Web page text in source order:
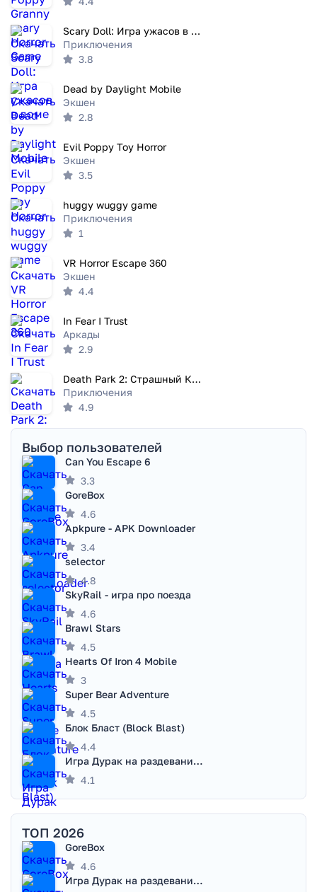
Scary Doll: Игра ужасов в доме
Приключения
3.8
Dead by Daylight Mobile
Экшен
2.8
Evil Poppy Toy Horror
Экшен
3.5
huggy wuggy game
Приключения
1
VR Horror Escape 360
Экшен
4.4
In Fear I Trust
Аркады
2.9
Death Park 2: Страшный Клоун
Приключения
4.9
Выбор пользователей
Can You Escape 6
3.3
GoreBox
4.6
Apkpure - APK Downloader
3.4
selector
4.8
SkyRail - игра про поезда
4.6
Brawl Stars
4.5
Hearts Of Iron 4 Mobile
3
Super Bear Adventure
4.5
Блок Бласт (Block Blast)
4.4
Игра Дурак на раздевание - Правила игры
4.1
ТОП 2026
GoreBox
4.6
Игра Дурак на раздевание - Правила игры